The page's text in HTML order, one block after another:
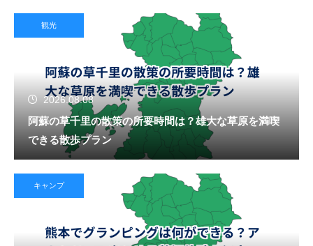
観光
2026.08.08
阿蘇の草千里の散策の所要時間は？雄大な草原を満喫
できる散歩プラン
キャンプ